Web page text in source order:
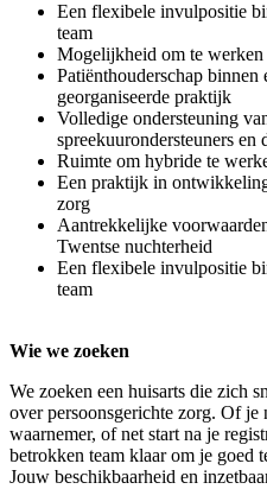
Een flexibele invulpositie
team
Mogelijkheid om te
Patiënthouderschap binnen
georganiseerde praktijk
Volledige ondersteuning
spreekuurondersteuners en
Ruimte om hybride te
Een praktijk in
zorg
Aantrekkelijke
Twentse nuchterheid
Een flexibele invulpositie
team
Wie we zoeken
We zoeken een huisarts die zich
over persoonsgerichte zorg. Of je
waarnemer, of net start na je
betrokken team klaar om je goed
Jouw beschikbaarheid en